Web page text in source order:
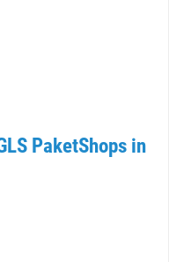
PaketShops in